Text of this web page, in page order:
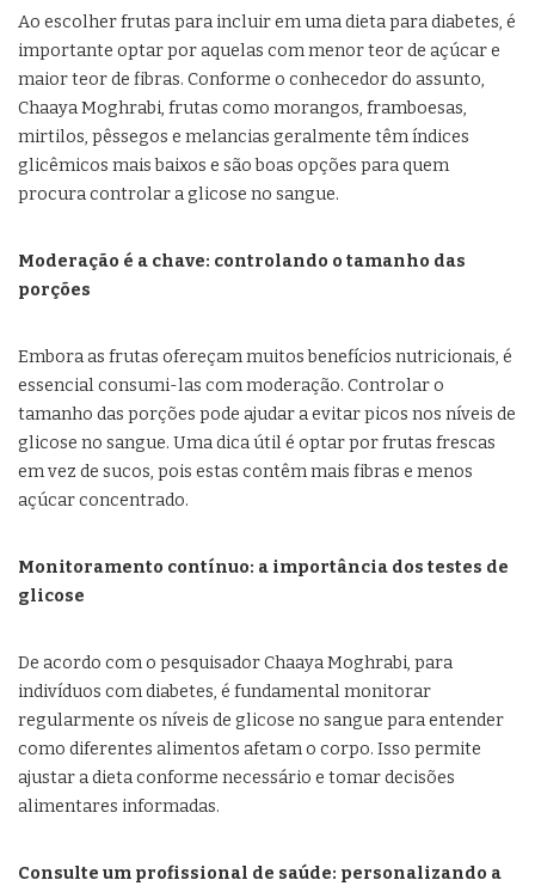
Ao escolher frutas para incluir em uma dieta para diabetes, é
importante optar por aquelas com menor teor de açúcar e
maior teor de fibras. Conforme o conhecedor do assunto,
Chaaya Moghrabi, frutas como morangos, framboesas,
mirtilos, pêssegos e melancias geralmente têm índices
glicêmicos mais baixos e são boas opções para quem
procura controlar a glicose no sangue.
Moderação é a chave: controlando o tamanho das
porções
Embora as frutas ofereçam muitos benefícios nutricionais, é
essencial consumi-las com moderação. Controlar o
tamanho das porções pode ajudar a evitar picos nos níveis de
glicose no sangue. Uma dica útil é optar por frutas frescas
em vez de sucos, pois estas contêm mais fibras e menos
açúcar concentrado.
Monitoramento contínuo: a importância dos testes de
glicose
De acordo com o pesquisador Chaaya Moghrabi, para
indivíduos com diabetes, é fundamental monitorar
regularmente os níveis de glicose no sangue para entender
como diferentes alimentos afetam o corpo. Isso permite
ajustar a dieta conforme necessário e tomar decisões
alimentares informadas.
Consulte um profissional de saúde: personalizando a